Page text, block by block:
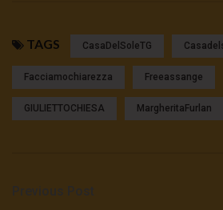
TAGS CasaDelSoleTG
Facciamochiarezza Freeassange
GIULIETTOCHIESA MargheritaFurlan